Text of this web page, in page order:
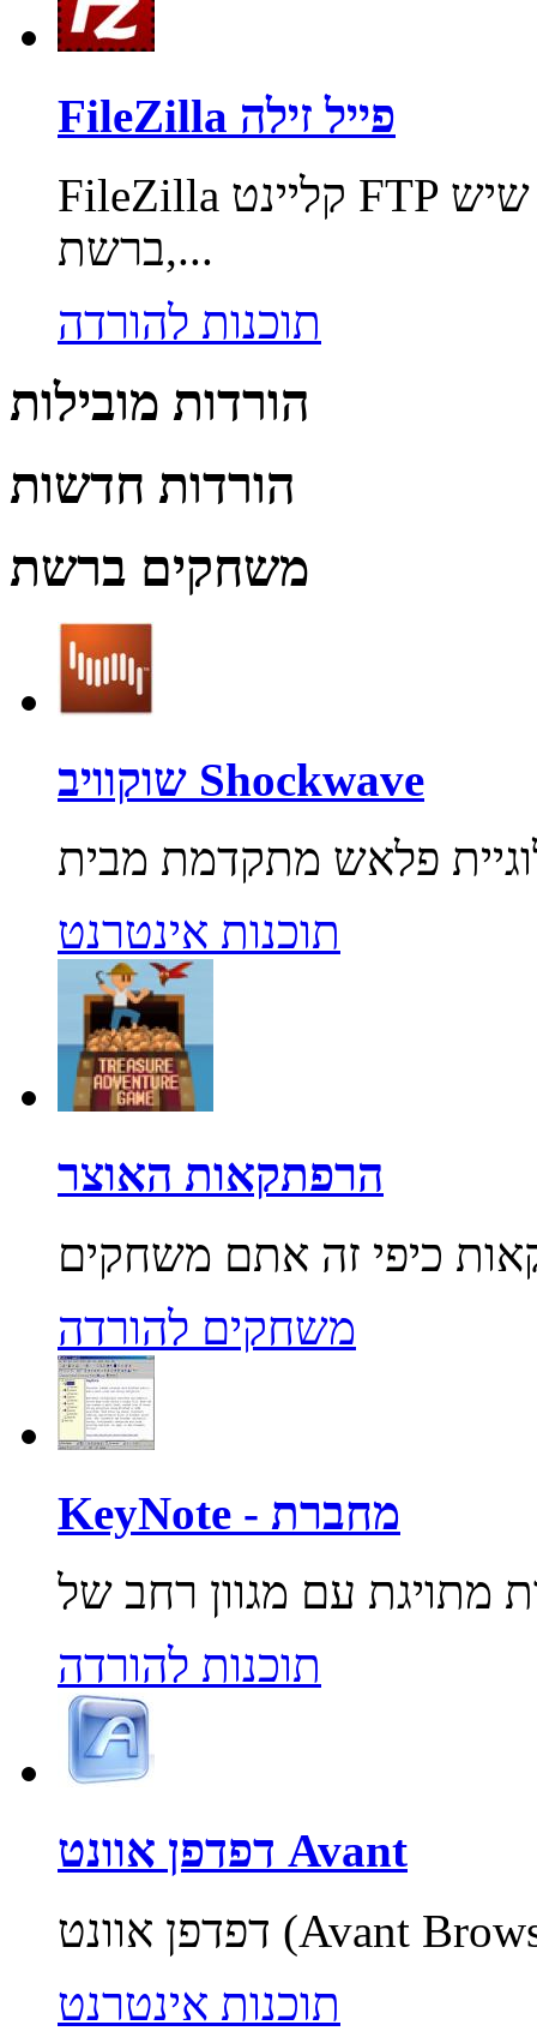
FileZilla פייל זילה
FileZilla קליינט FTP ותוכנה להעברת קבצים מהטובות שיש
ברשת,...
תוכנות להורדה
הורדות מובילות
הורדות חדשות
משחקים ברשת
שוקוויב Shockwave
תוכנות אינטרנט
הרפתקאות האוצר
משחקים להורדה
KeyNote - מחברת
תוכנות להורדה
דפדפן אוונט Avant
תוכנות אינטרנט